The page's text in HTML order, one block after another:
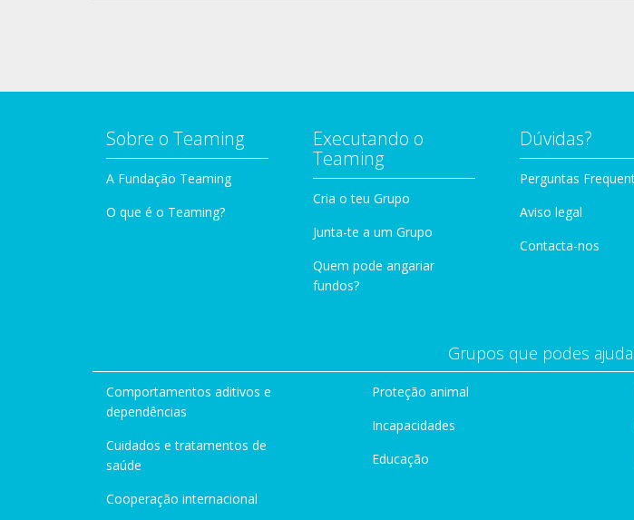
Sobre o Teaming
A Fundação Teaming
O que é o Teaming?
Executando o
Teaming
Cria o teu Grupo
Junta-te a um Grupo
Quem pode angariar
fundos?
Dúvidas?
Perguntas
Aviso legal
Contacta-nos
Grupos que podes
Comportamentos aditivos e
dependências
Cuidados e tratamentos de
saúde
Cooperação internacional
Proteção animal
Incapacidades
Educação